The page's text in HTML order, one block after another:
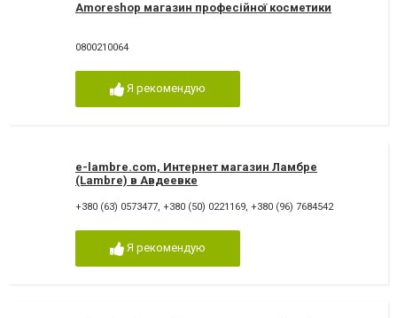
Amoreshop магазин професійної косметики
0800210064
Я рекомендую
e-lambre.com, Интернет магазин Ламбре
(Lambre) в Авдеевке
+380 (63) 0573477, +380 (50) 0221169, +380 (96) 7684542
Я рекомендую